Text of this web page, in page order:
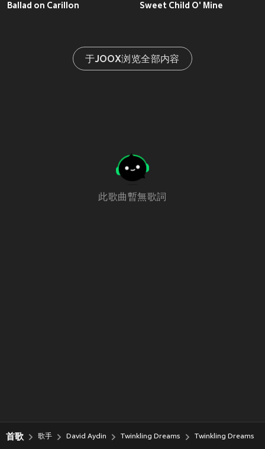
Ballad on Carillon Sweet Child O' Mine
于JOOX浏览全部内容
此歌曲暫無歌詞
首歌 歌手 David Aydin Twinkling Dreams Twinkling Dreams